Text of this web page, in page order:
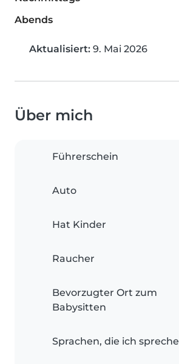
Abends
Aktualisiert: 9. Mai 2026
Über mich
Führerschein
Auto
Hat Kinder
Raucher
Bevorzugter Ort zum
Babysitten
Sprachen, die ich spreche